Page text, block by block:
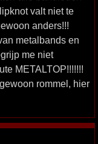
valt niet te
anders!!!
metalbands en
me niet
METALTOP!!!!!!!
rommel, hier